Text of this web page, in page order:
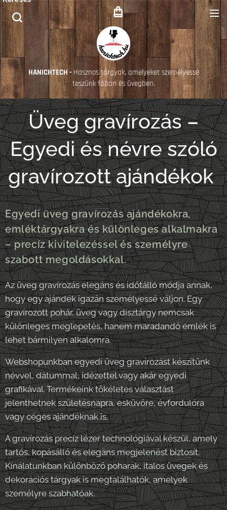
HANICHTECH - Hasznos tárgyak, amelyeket személyessé
teszünk fában és üvegben.
Üveg gravírozás –
Egyedi és névre szóló
gravírozott ajándékok
Egyedi üveg gravírozás ajándékokra,
emléktárgyakra és különleges alkalmakra
– precíz kivitelezéssel és személyre
szabott megoldásokkal.
Az üveg gravírozás elegáns és időtálló módja annak,
hogy egy ajándék igazán személyessé váljon. Egy
gravírozott pohár, üveg vagy dísztárgy nemcsak
különleges meglepetés, hanem maradandó emlék is
lehet bármilyen alkalomra.
Webshopunkban egyedi üveg gravírozást készítünk
névvel, dátummal, idézettel vagy akár egyedi
grafikával. Termékeink tökéletes választást
jelenthetnek születésnapra, esküvőre, évfordulóra
vagy céges ajándéknak is.
A gravírozás precíz lézer technológiával készül, amely
tartós, kopásálló és elegáns megjelenést biztosít.
Kínálatunkban különböző poharak, italos üvegek és
dekorációs tárgyak is megtalálhatók, amelyek
személyre szabhatóak.